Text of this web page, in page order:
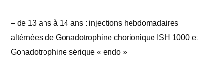
– de 13 ans à 14 ans : injections hebdomadaires
altérnées de Gonadotrophine chorionique ISH 1000 et
Gonadotrophine sérique « endo »